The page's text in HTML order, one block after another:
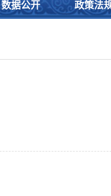
数据公开 政策法